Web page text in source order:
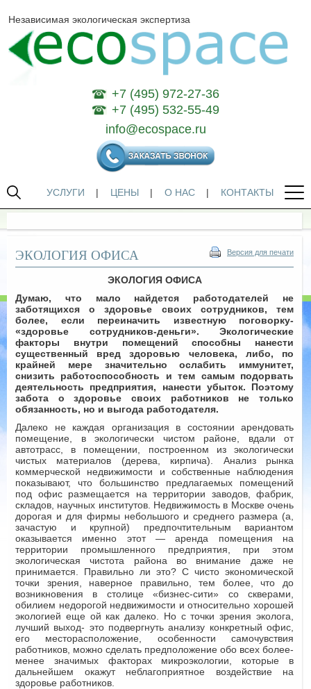
Независимая экологическая экспертиза
+7 (495) 972-27-36
+7 (495) 532-55-49
info@ecospace.ru
УСЛУГИ | ЦЕНЫ | О НАС | КОНТАКТЫ
Версия для печати
ЭКОЛОГИЯ ОФИСА
ЭКОЛОГИЯ ОФИСА
Думаю, что мало найдется работодателей не
заботящихся о здоровье своих сотрудников, тем
более, если переиначить известную поговорку-
«здоровье сотрудников-деньги». Экологические
факторы внутри помещений способны нанести
существенный вред здоровью человека, либо, по
крайней мере значительно ослабить иммунитет,
снизить работоспособность и тем самым подорвать
деятельность предприятия, нанести убыток. Поэтому
забота о здоровье своих работников не только
обязанность, но и выгода работодателя.
Далеко не каждая организация в состоянии арендовать
помещение, в экологически чистом районе, вдали от
автотрасс, в помещении, построенном из экологически
чистых материалов (дерева, кирпича). Анализ рынка
коммерческой недвижимости и собственные наблюдения
показывают, что большинство предлагаемых помещений
под офис размещается на территории заводов, фабрик,
складов, научных институтов. Недвижимость в Москве очень
дорогая и для фирмы небольшого и среднего размера (а,
зачастую и крупной) предпочтительным вариантом
оказывается именно этот — аренда помещения на
территории промышленного предприятия, при этом
экологическая чистота района во внимание даже не
принимается. Правильно ли это? С чисто экономической
точки зрения, наверное правильно, тем более, что до
возникновения в столице «бизнес-сити» со скверами,
обилием недорогой недвижимости и относительно хорошей
экологией еще ой как далеко. Но с точки зрения эколога,
лучший выход- это подвергнуть анализу конкретный офис,
его месторасположение, особенности самочувствия
работников, можно сделать предположение обо всех более-
менее значимых факторах микроэкологии, которые в
дальнейшем окажут неблагоприятное воздействие на
здоровье работников.